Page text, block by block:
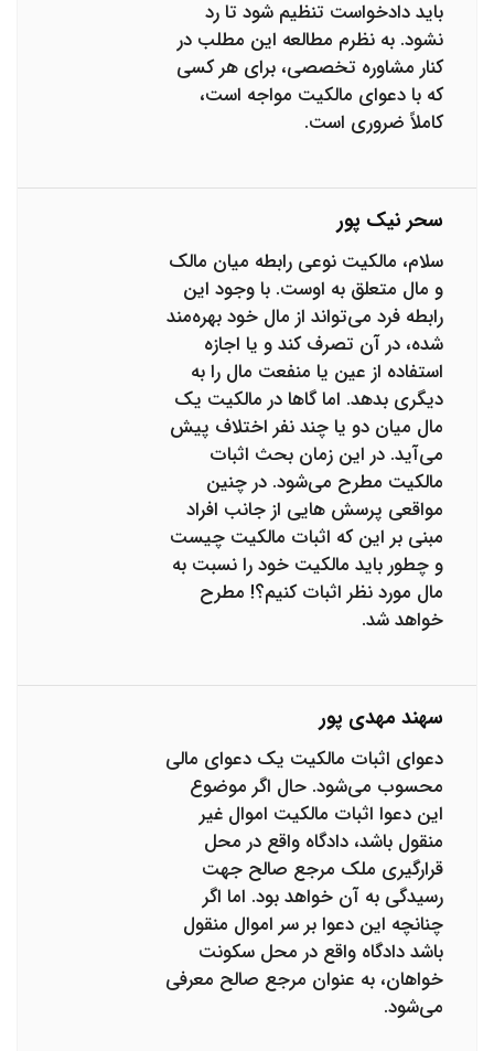
باید دادخواست تنظیم شود تا رد
نشود. به نظرم مطالعه این مطلب در
کنار مشاوره تخصصی، برای هر کسی
که با دعوای مالکیت مواجه است،
کاملاً ضروری است.
سحر نیک پور
سلام، مالکیت نوعی رابطه میان مالک
و مال متعلق به اوست. با وجود این
رابطه فرد می‌تواند از مال خود بهره‌مند
شده، در آن تصرف کند و یا اجازه
استفاده از عین یا منفعت مال را به
دیگری بدهد. اما گاها در مالکیت یک
مال میان دو یا چند نفر اختلاف پیش
می‌آید. در این زمان بحث اثبات
مالکیت مطرح می‌شود. در چنین
مواقعی پرسش هایی از جانب افراد
مبنی بر این که اثبات مالکیت چیست
و چطور باید مالکیت خود را نسبت به
مال مورد نظر اثبات کنیم؟! مطرح
خواهد شد.
سهند مهدی پور
دعوای اثبات مالکیت یک دعوای مالی
محسوب می‌شود. حال اگر موضوع
این دعوا اثبات مالکیت اموال غیر
منقول باشد، دادگاه واقع در محل
قرارگیری ملک مرجع صالح جهت
رسیدگی به آن خواهد بود. اما اگر
چنانچه این دعوا بر سر اموال منقول
باشد دادگاه واقع در محل سکونت
خواهان، به عنوان مرجع صالح معرفی
می‌شود.